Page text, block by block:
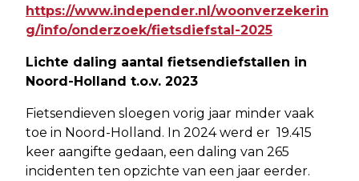
https://www.independer.nl/woonverzekerin
g/info/onderzoek/fietsdiefstal-2025
Lichte daling aantal fietsendiefstallen in
Noord-Holland t.o.v. 2023
Fietsendieven sloegen vorig jaar minder vaak
toe in Noord-Holland. In 2024 werd er 19.415
keer aangifte gedaan, een daling van 265
incidenten ten opzichte van een jaar eerder.